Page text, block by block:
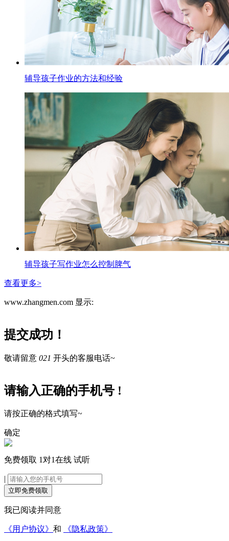
辅导孩子作业的方法和经验
辅导孩子写作业怎么控制脾气
查看更多>
www.zhangmen.com 显示:
提交成功！
敬请留意 021 开头的客服电话~
请输入正确的手机号 !
请按正确的格式填写~
确定
免费领取 1对1在线 试听
|
立即免费领取
我已阅读并同意
《用户协议》 和 《隐私政策》